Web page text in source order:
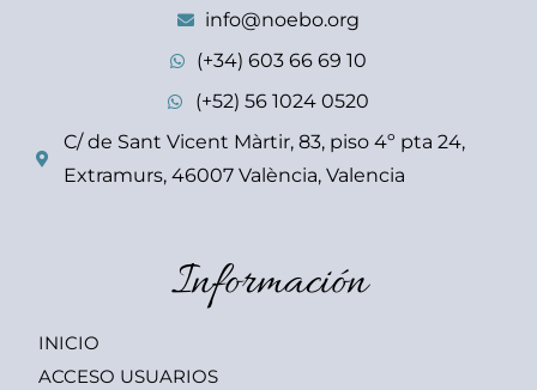
info@noebo.org
(+34) 603 66 69 10
(+52) 56 1024 0520
C/ de Sant Vicent Màrtir, 83, piso 4º pta 24,
Extramurs, 46007 València, Valencia
Información
INICIO
ACCESO USUARIOS